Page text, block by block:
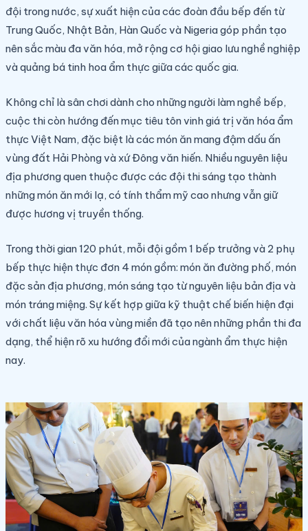
đội trong nước, sự xuất hiện của các đoàn đầu bếp đến từ
Trung Quốc, Nhật Bản, Hàn Quốc và Nigeria góp phần tạo
nên sắc màu đa văn hóa, mở rộng cơ hội giao lưu nghề nghiệp
và quảng bá tinh hoa ẩm thực giữa các quốc gia.
Không chỉ là sân chơi dành cho những người làm nghề bếp,
cuộc thi còn hướng đến mục tiêu tôn vinh giá trị văn hóa ẩm
thực Việt Nam, đặc biệt là các món ăn mang đậm dấu ấn
vùng đất Hải Phòng và xứ Đông văn hiến. Nhiều nguyên liệu
địa phương quen thuộc được các đội thi sáng tạo thành
những món ăn mới lạ, có tính thẩm mỹ cao nhưng vẫn giữ
được hương vị truyền thống.
Trong thời gian 120 phút, mỗi đội gồm 1 bếp trưởng và 2 phụ
bếp thực hiện thực đơn 4 món gồm: món ăn đường phố, món
đặc sản địa phương, món sáng tạo từ nguyên liệu bản địa và
món tráng miệng. Sự kết hợp giữa kỹ thuật chế biến hiện đại
với chất liệu văn hóa vùng miền đã tạo nên những phần thi đa
dạng, thể hiện rõ xu hướng đổi mới của ngành ẩm thực hiện
nay.